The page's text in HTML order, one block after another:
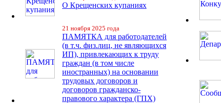
О Крещенских купаниях
21 ноября 2025 года
ПАМЯТКА для работодателей
(в т.ч. физ.лиц, не являющихся
ИП), привлекающих к труду
граждан (в том числе
иностранных) на основании
трудовых договоров и
договоров гражданско-
правового характера (ГПХ)